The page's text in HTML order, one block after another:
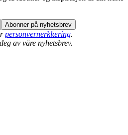
Abonner på nyhetsbrev
personvernerklæring.
av våre nyhetsbrev.